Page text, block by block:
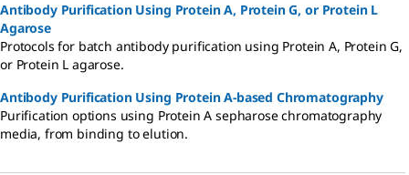
Antibody Purification Using Protein A, Protein G, or Protein L
Agarose
Protocols for batch antibody purification using Protein A, Protein G,
or Protein L agarose.
Antibody Purification Using Protein A-based Chromatography
Purification options using Protein A sepharose chromatography
media, from binding to elution.